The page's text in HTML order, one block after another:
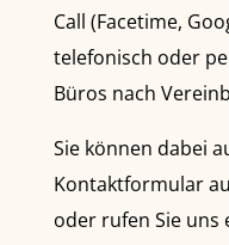
Call (Facetime,
telefonisch oder
Büros nach
Sie können dabei
Kontaktformular
oder rufen Sie uns